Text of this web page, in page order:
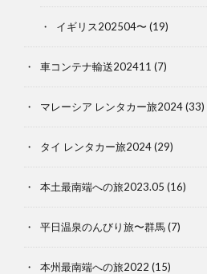
イギリス202504〜 (19)
車コンテナ輸送202411 (7)
マレーシア レンタカー旅2024(33)
タイ レンタカー旅2024(29)
本土最南端への旅2023.05 (16)
平日温泉のんびり旅〜群馬(7)
本州最南端への旅2022 (15)